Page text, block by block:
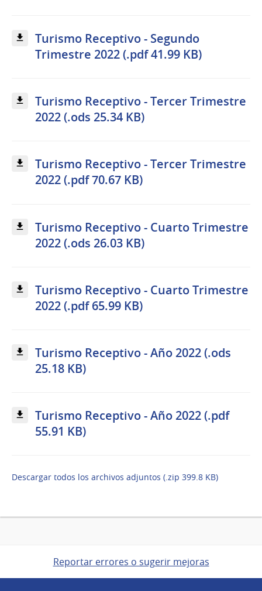
Turismo Receptivo - Segundo
Trimestre 2022 (.pdf 41.99 KB)
Turismo Receptivo - Tercer Trimestre
2022 (.ods 25.34 KB)
Turismo Receptivo - Tercer Trimestre
2022 (.pdf 70.67 KB)
Turismo Receptivo - Cuarto Trimestre
2022 (.ods 26.03 KB)
Turismo Receptivo - Cuarto Trimestre
2022 (.pdf 65.99 KB)
Turismo Receptivo - Año 2022 (.ods
25.18 KB)
Turismo Receptivo - Año 2022 (.pdf
55.91 KB)
Descargar todos los archivos adjuntos (.zip 399.8 KB)
Reportar errores o sugerir mejoras